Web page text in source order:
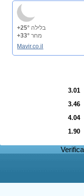
בלילה +25°
מחר +33°
Mavir.co.il
3.01
3.46
4.04
1.90